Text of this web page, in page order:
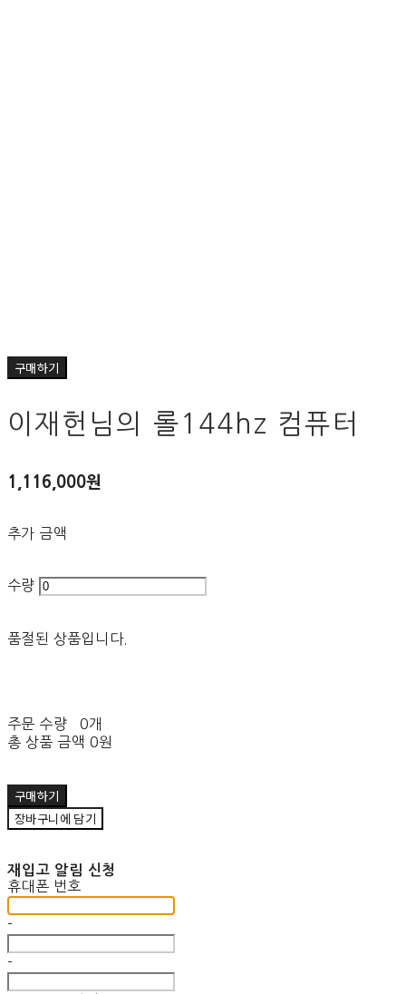
구매하기
이재헌님의 롤144hz 컴퓨터
1,116,000원
추가 금액
수량
품절된 상품입니다.
주문 수량
0개
총 상품 금액 0원
구매하기
장바구니에 담기
재입고 알림 신청
휴대폰 번호
-
-